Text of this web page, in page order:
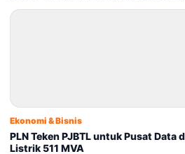
Ekonomi & Bisnis
PLN Teken PJBTL untuk Pusat Data
Listrik 511 MVA